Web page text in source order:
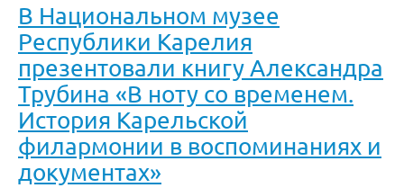
В Национальном музее
Республики Карелия
презентовали книгу Александра
Трубина «В ноту со временем.
История Карельской
филармонии в воспоминаниях и
документах»